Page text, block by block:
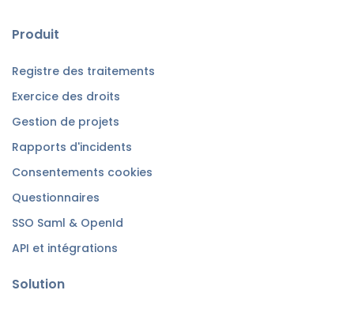
Produit
Registre des traitements
Exercice des droits
Gestion de projets
Rapports d'incidents
Consentements cookies
Questionnaires
SSO Saml & OpenId
API et intégrations
Solution